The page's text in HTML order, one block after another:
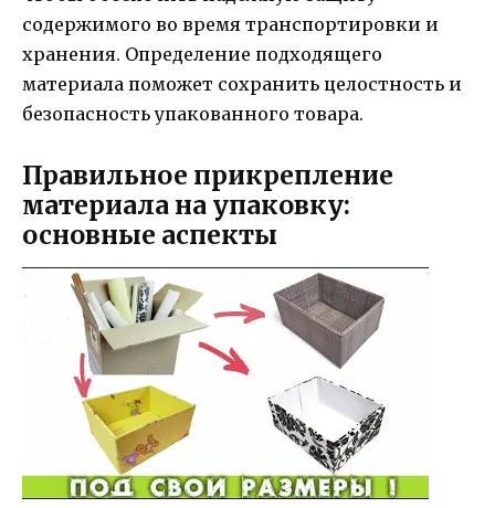
содержимого во время транспортировки и
хранения. Определение подходящего
материала поможет сохранить целостность и
безопасность упакованного товара.
Правильное прикрепление
материала на упаковку:
основные аспекты